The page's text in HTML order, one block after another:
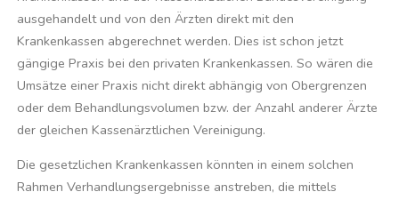
ausgehandelt und von den Ärzten direkt mit den
Krankenkassen abgerechnet werden. Dies ist schon jetzt
gängige Praxis bei den privaten Krankenkassen. So wären die
Umsätze einer Praxis nicht direkt abhängig von Obergrenzen
oder dem Behandlungsvolumen bzw. der Anzahl anderer Ärzte
der gleichen Kassenärztlichen Vereinigung.
Die gesetzlichen Krankenkassen könnten in einem solchen
Rahmen Verhandlungsergebnisse anstreben, die mittels